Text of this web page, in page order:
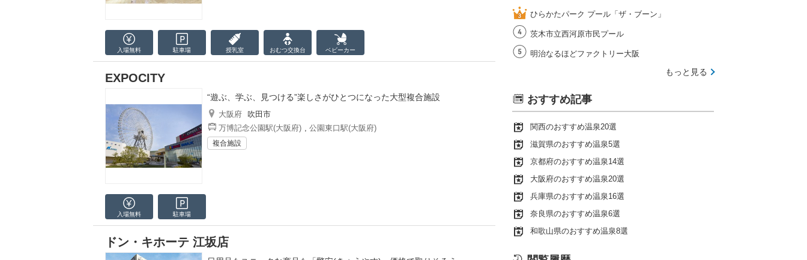
入場無料 駐車場 授乳室 おむつ交換台 ベビーカー
EXPOCITY
“遊ぶ、学ぶ、見つける”楽しさがひとつになった大型複合施設
大阪府
吹田市
万博記念公園駅(大阪府) , 公園東口駅(大阪府)
複合施設
入場無料 駐車場
ドン・キホーテ 江坂店
ひらかたパーク プール「ザ・ブーン」
茨木市立西河原市民プール
明治なるほどファクトリー大阪
もっと見る
おすすめ記事
関西のおすすめ温泉20選
滋賀県のおすすめ温泉5選
京都府のおすすめ温泉14選
大阪府のおすすめ温泉20選
兵庫県のおすすめ温泉16選
奈良県のおすすめ温泉6選
和歌山県のおすすめ温泉8選